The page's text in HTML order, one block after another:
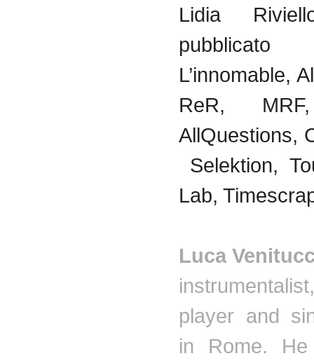
Lidia
L’innomable,
ReR,
AllQuestions,
Selektion,
Lab,
Luca
player and
in Rome.